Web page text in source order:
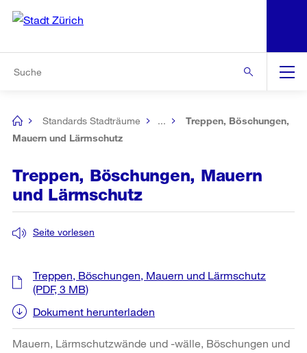
Navigation
[no
title]
Standards Stadträume ...
Treppen, Böschungen,
Mauern und Lärmschutz
Treppen, Böschungen, Mauern
und Lärmschutz
Seite vorlesen
Treppen, Böschungen, Mauern und Lärmschutz
(PDF, 3 MB)
Dokument herunterladen
Mauern, Lärmschutzwände und -wälle, Böschungen und